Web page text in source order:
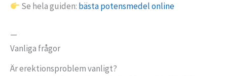
Se hela guiden: bästa potensmedel online
—
Vanliga frågor
Är erektionsproblem vanligt?